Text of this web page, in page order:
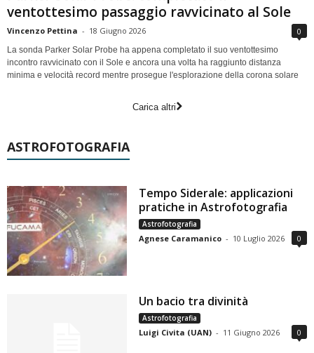
ventottesimo passaggio ravvicinato al Sole
Vincenzo Pettina - 18 Giugno 2026 0
La sonda Parker Solar Probe ha appena completato il suo ventottesimo
incontro ravvicinato con il Sole e ancora una volta ha raggiunto distanza
minima e velocità record mentre prosegue l'esplorazione della corona solare
Carica altri
ASTROFOTOGRAFIA
Tempo Siderale: applicazioni
pratiche in Astrofotografia
Astrofotografia
Agnese Caramanico - 10 Luglio 2026 0
Un bacio tra divinità
Astrofotografia
Luigi Civita (UAN) - 11 Giugno 2026 0